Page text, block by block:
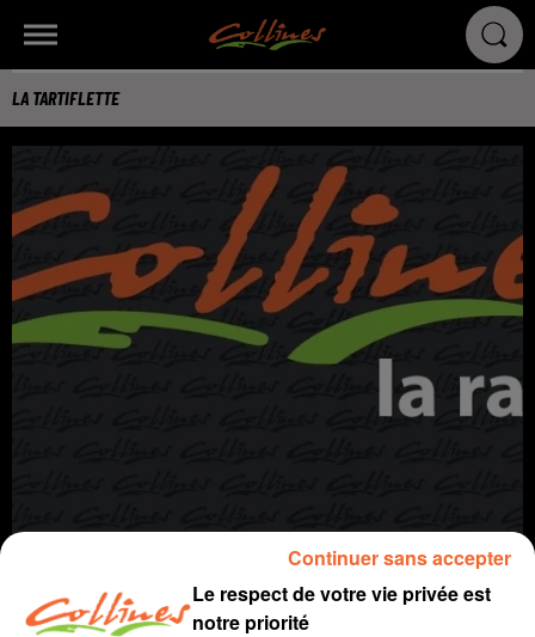
LA TARTIFLETTE
Le respect de votre vie privée est
notre priorité
Continuer sans accepter